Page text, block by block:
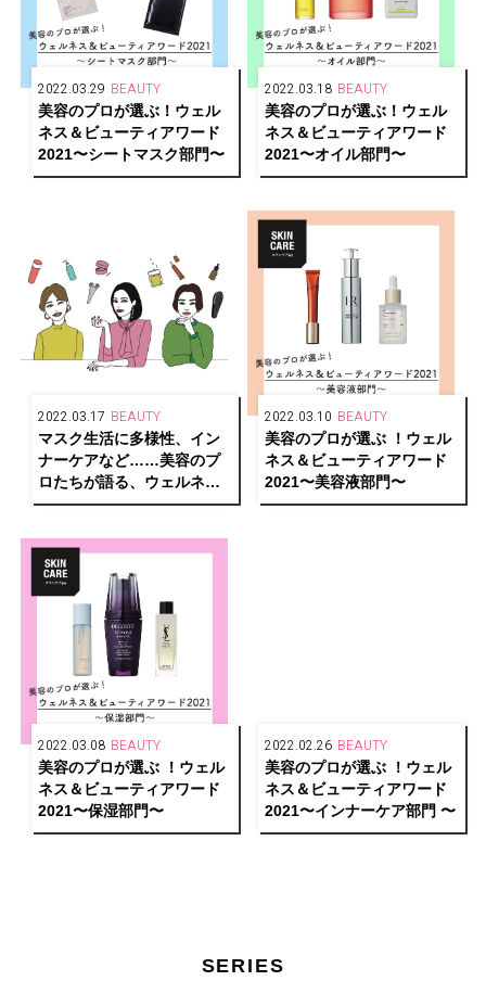
2022.03.29 BEAUTY
美容のプロが選ぶ！ウェル
ネス＆ビューティアワード
2021〜シートマスク部門〜
2022.03.18 BEAUTY
美容のプロが選ぶ！ウェル
ネス＆ビューティアワード
2021〜オイル部門〜
2022.03.17 BEAUTY
マスク生活に多様性、イン
ナーケアなど……美容のプ
ロたちが語る、ウェルネス
＆ビューティ界の変化
2022.03.10 BEAUTY
美容のプロが選ぶ ！ウェル
ネス＆ビューティアワード
2021〜美容液部門〜
2022.03.08 BEAUTY
美容のプロが選ぶ ！ウェル
ネス＆ビューティアワード
2021〜保湿部門〜
2022.02.26 BEAUTY
美容のプロが選ぶ ！ウェル
ネス＆ビューティアワード
2021〜インナーケア部門 〜
SERIES